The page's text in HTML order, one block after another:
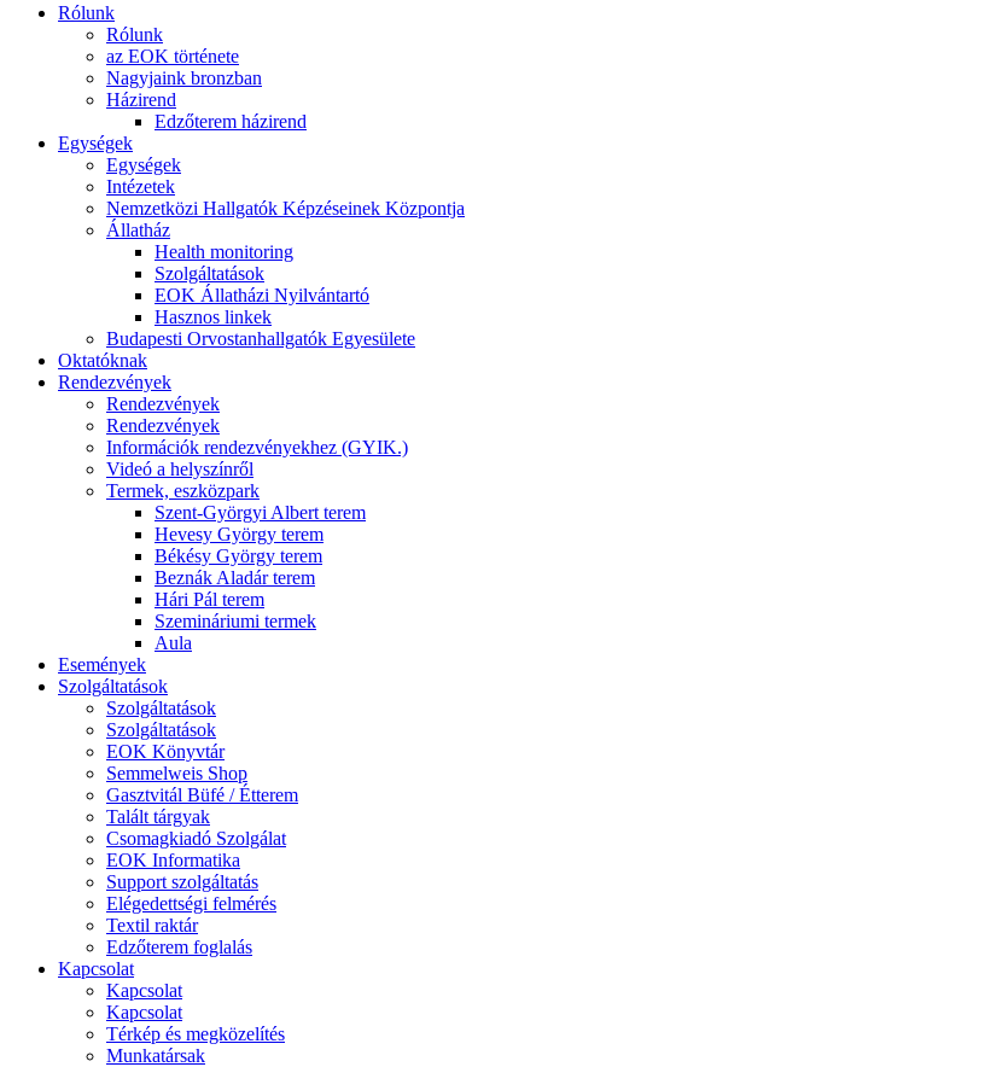
Rólunk
Rólunk
az EOK története
Nagyjaink bronzban
Házirend
Edzőterem házirend
Egységek
Egységek
Intézetek
Nemzetközi Hallgatók Képzéseinek Központja
Állatház
Health monitoring
Szolgáltatások
EOK Állatházi Nyilvántartó
Hasznos linkek
Budapesti Orvostanhallgatók Egyesülete
Oktatóknak
Rendezvények
Rendezvények
Rendezvények
Információk rendezvényekhez (GYIK.)
Videó a helyszínről
Termek, eszközpark
Szent-Györgyi Albert terem
Hevesy György terem
Békésy György terem
Beznák Aladár terem
Hári Pál terem
Szemináriumi termek
Aula
Események
Szolgáltatások
Szolgáltatások
Szolgáltatások
EOK Könyvtár
Semmelweis Shop
Gasztvitál Büfé / Étterem
Talált tárgyak
Csomagkiadó Szolgálat
EOK Informatika
Support szolgáltatás
Elégedettségi felmérés
Textil raktár
Edzőterem foglalás
Kapcsolat
Kapcsolat
Kapcsolat
Térkép és megközelítés
Munkatársak